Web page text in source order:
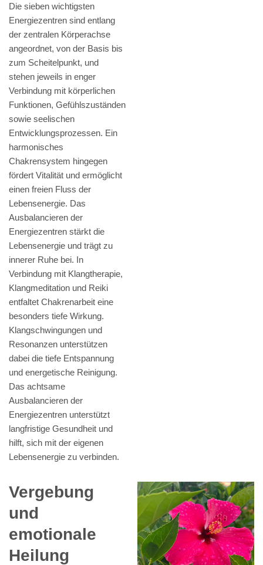
Die sieben wichtigsten
Energiezentren sind entlang
der zentralen Körperachse
angeordnet, von der Basis bis
zum Scheitelpunkt, und
stehen jeweils in enger
Verbindung mit körperlichen
Funktionen, Gefühlszuständen
sowie seelischen
Entwicklungsprozessen. Ein
harmonisches
Chakrensystem hingegen
fördert Vitalität und ermöglicht
einen freien Fluss der
Lebensenergie. Das
Ausbalancieren der
Energiezentren stärkt die
Lebensenergie und trägt zu
innerer Ruhe bei. In
Verbindung mit Klangtherapie,
Klangmeditation und Reiki
entfaltet Chakrenarbeit eine
besonders tiefe Wirkung.
Klangschwingungen und
Resonanzen unterstützen
dabei die tiefe Entspannung
und energetische Reinigung.
Das achtsame
Ausbalancieren der
Energiezentren unterstützt
langfristige Gesundheit und
hilft, sich mit der eigenen
Lebensenergie zu verbinden.
Vergebung
und
emotionale
Heilung